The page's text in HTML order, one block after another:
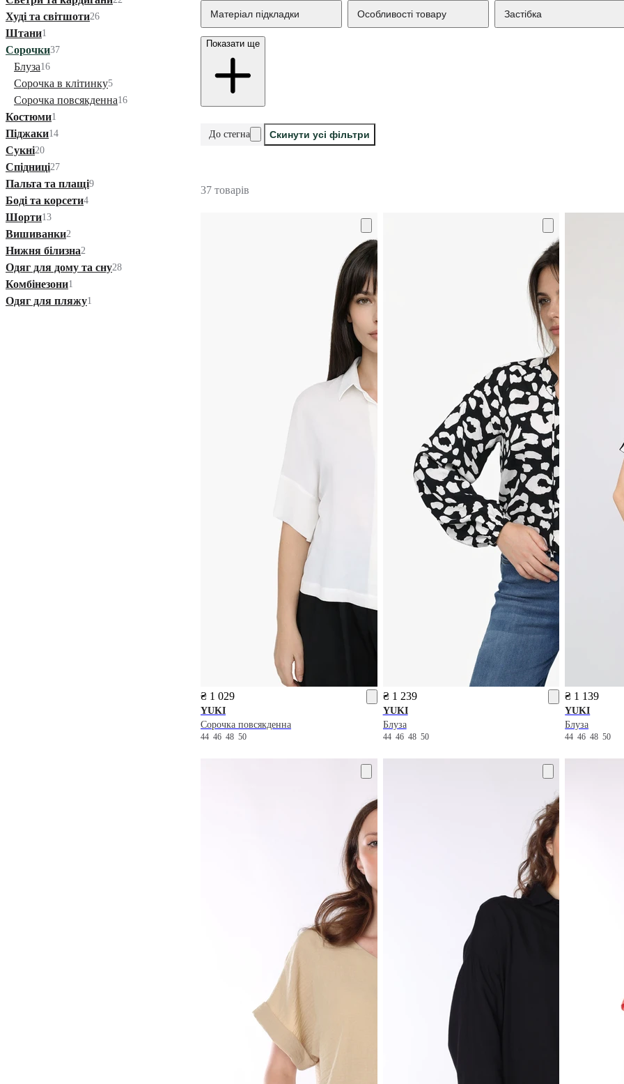
Худі та світшоти26
Штани1
Сорочки37
Блуза16
Сорочка в клітинку5
Сорочка повсякденна16
Костюми1
Піджаки14
Сукні20
Спідниці27
Пальта та плащі9
Боді та корсети4
Шорти13
Вишиванки2
Нижня білизна2
Одяг для дому та сну28
Комбінезони1
Одяг для пляжу1
Матеріал підкладки Особливості товару Застібка
Показати ще
До стегна Скинути усі фільтри
37 товарів
₴ 1 029
YUKI
Сорочка повсякденна
44 46 48 50
₴ 1 239
YUKI
Блуза
44 46 48 50
₴ 1 139
YUKI
Блуза
44464850